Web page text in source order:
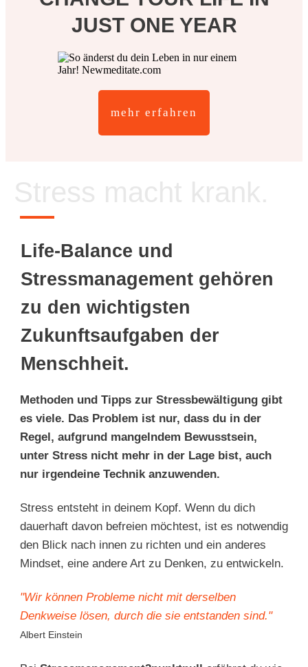
JUST ONE YEAR
mehr erfahren
Life-Balance und
Stressmanagement gehören
zu den wichtigsten
Zukunftsaufgaben der
Menschheit.
Methoden und Tipps zur Stressbewältigung gibt
es viele. Das Problem ist nur, dass du in der
Regel, aufgrund mangelndem Bewusstsein,
unter Stress nicht mehr in der Lage bist, auch
nur irgendeine Technik anzuwenden.
Stress entsteht in deinem Kopf. Wenn du dich
dauerhaft davon befreien möchtest, ist es notwendig
den Blick nach innen zu richten und ein anderes
Mindset, eine andere Art zu Denken, zu entwickeln.
"Wir können Probleme nicht mit derselben
Denkweise lösen, durch die sie entstanden sind."
Albert Einstein